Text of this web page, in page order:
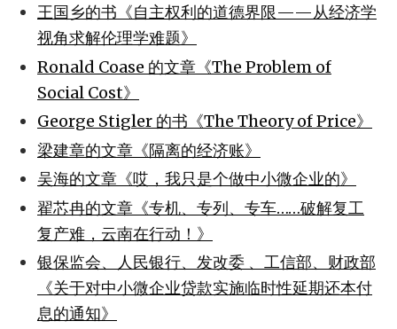
王国乡的书《自主权利的道德界限——从经济学
视角求解伦理学难题》
Ronald Coase 的文章《The Problem of
Social Cost》
George Stigler 的书《The Theory of Price》
梁建章的文章《隔离的经济账》
吴海的文章《哎，我只是个做中小微企业的》
翟芯冉的文章《专机、专列、专车……破解复工
复产难，云南在行动！》
银保监会、人民银行、发改委 、工信部、财政部
《关于对中小微企业贷款实施临时性延期还本付
息的通知》